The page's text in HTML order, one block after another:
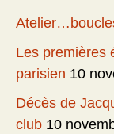
Les premières
parisien 10
Décès de
club 10